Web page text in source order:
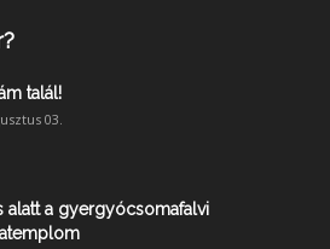
talál!
03.
alatt a gyergyócsomafalvi